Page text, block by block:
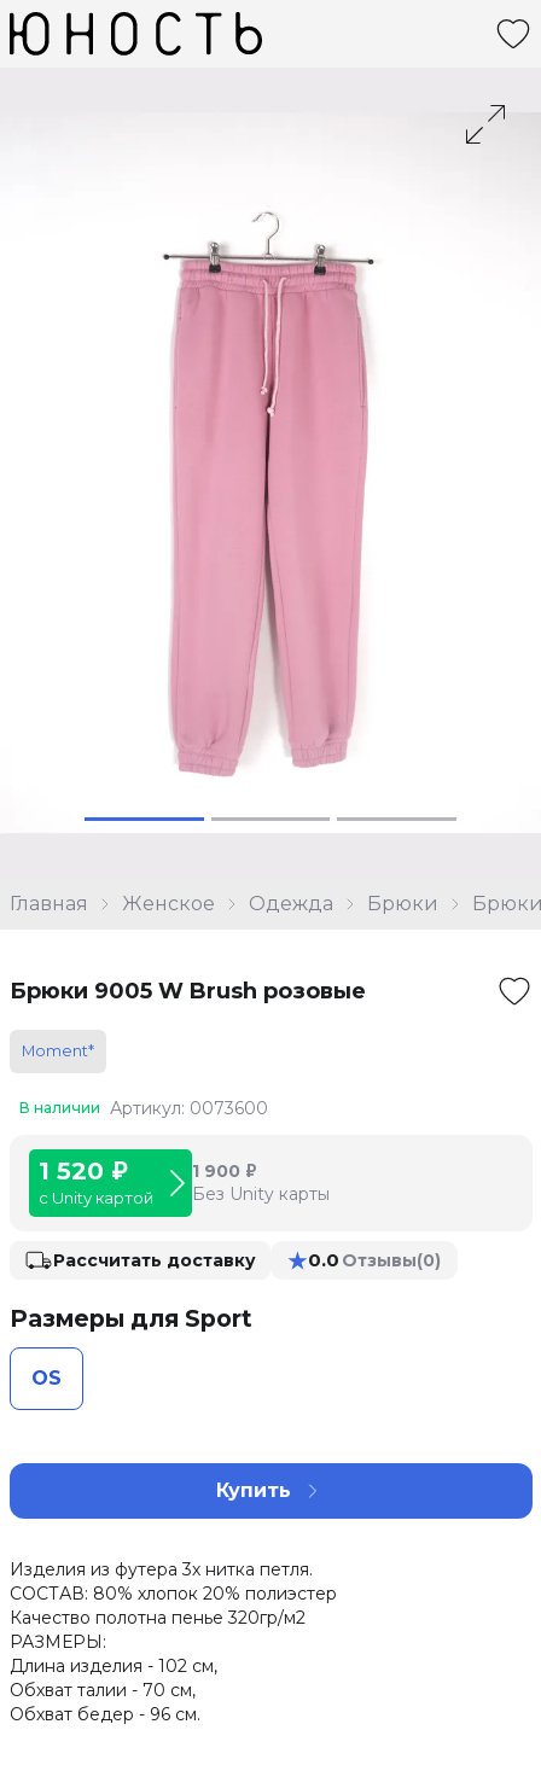
Главная Женское Одежда Брюки
Брюки 9005 W Brush розовые
Moment*
В наличии Артикул: 0073600
1 520 ₽
с Unity картой
1 900 ₽
Без Unity карты
Рассчитать доставку ★0.0 Отзывы(0)
Размеры для Sport
OS
Купить
Изделия из футера 3х нитка петля.
СОСТАВ: 80% хлопок 20% полиэстер
Качество полотна пенье 320гр/м2
РАЗМЕРЫ:
Длина изделия - 102 см,
Обхват талии - 70 см,
Обхват бедер - 96 см.